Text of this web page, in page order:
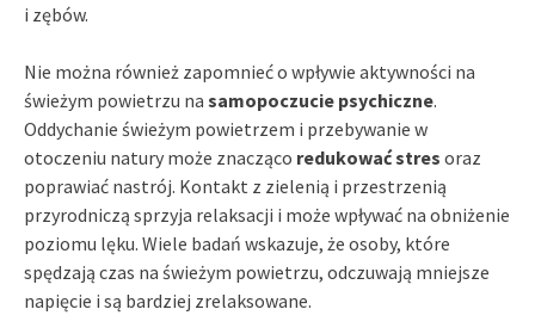
i zębów.
Nie można również zapomnieć o wpływie aktywności na
świeżym powietrzu na samopoczucie psychiczne.
Oddychanie świeżym powietrzem i przebywanie w
otoczeniu natury może znacząco redukować stres oraz
poprawiać nastrój. Kontakt z zielenią i przestrzenią
przyrodniczą sprzyja relaksacji i może wpływać na obniżenie
poziomu lęku. Wiele badań wskazuje, że osoby, które
spędzają czas na świeżym powietrzu, odczuwają mniejsze
napięcie i są bardziej zrelaksowane.